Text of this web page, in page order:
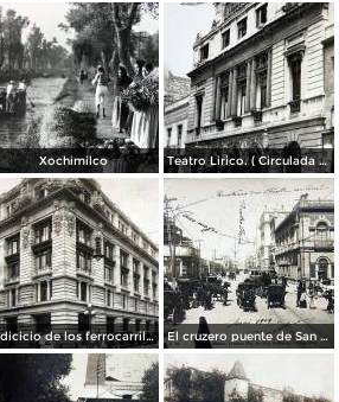
Xochimilco Teatro Lirico. ( Circulada el 1 de Agosto de 1926 ).
Edicicio de los ferrocarriles. El cruzero puente de San Francisco y Guardiola por el fotografo Felix Miret.